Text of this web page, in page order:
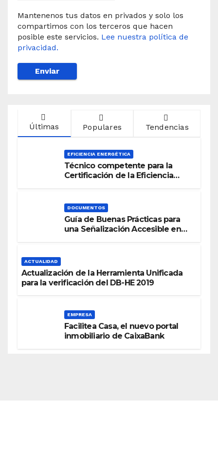
Mantenenos tus datos en privados y solo los
compartimos con los terceros que hacen
posible este servicios. Lee nuestra política de
privacidad.
Últimas Populares Tendencias
EFICIENCIA ENERGÉTICA
Técnico competente para la
Certificación de la Eficiencia
DOCUMENTOS
Guía de Buenas Prácticas para
una Señalización Accesible en
ACTUALIDAD
Actualización de la Herramienta Unificada
para la verificación del DB-HE 2019
EMPRESA
Facilitea Casa, el nuevo portal
inmobiliario de CaixaBank